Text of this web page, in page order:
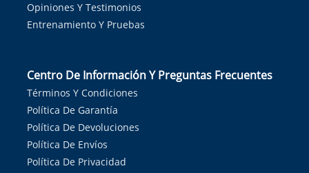
Opiniones Y Testimonios
Entrenamiento Y Pruebas
Centro De Información Y Preguntas Frecuentes
Términos Y Condiciones
Política De Garantía
Política De Devoluciones
Política De Envíos
Política De Privacidad